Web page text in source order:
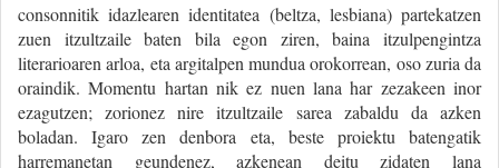
consonnitik idazlearen identitatea (beltza, lesbiana) partekatzen
zuen itzultzaile baten bila egon ziren, baina itzulpengintza
literarioaren arloa, eta argitalpen mundua orokorrean, oso zuria da
oraindik. Momentu hartan nik ez nuen lana har zezakeen inor
ezagutzen; zorionez nire itzultzaile sarea zabaldu da azken
boladan. Igaro zen denbora eta, beste proiektu batengatik
harremanetan geundenez, azkenean deitu zidaten lana